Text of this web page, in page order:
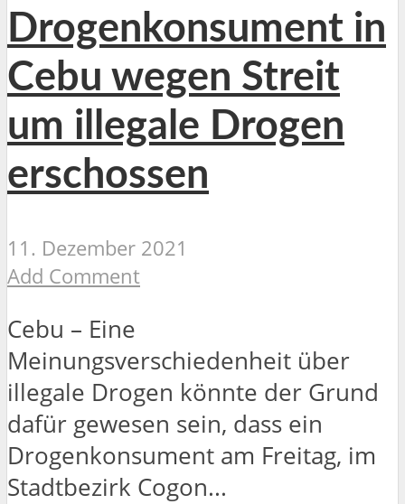
Drogenkonsument in
Cebu wegen Streit
um illegale Drogen
erschossen
11. Dezember 2021
Add Comment
Cebu – Eine
Meinungsverschiedenheit über
illegale Drogen könnte der Grund
dafür gewesen sein, dass ein
Drogenkonsument am Freitag, im
Stadtbezirk Cogon...